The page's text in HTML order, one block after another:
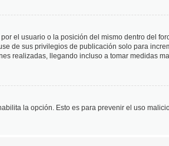
el usuario o la posición del mismo dentro del
de sus privilegios de publicación solo para
realizadas, llegando incluso a tomar medidas
la opción. Esto es para prevenir el uso